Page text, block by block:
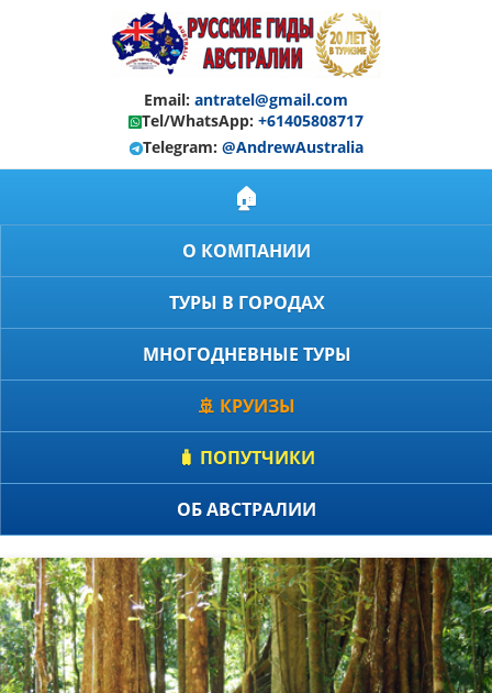
Email: antratel@gmail.com
Tel/WhatsApp: +61405808717
Telegram: @AndrewAustralia
🏠
О КОМПАНИИ
ТУРЫ В ГОРОДАХ
МНОГОДНЕВНЫЕ ТУРЫ
🚢 КРУИЗЫ
🧳 ПОПУТЧИКИ
ОБ АВСТРАЛИИ